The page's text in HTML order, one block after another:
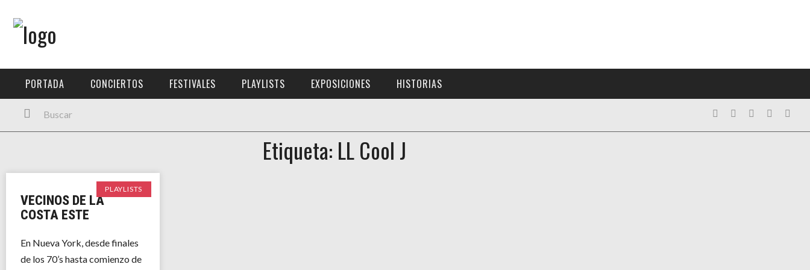
PORTADA
FESTIVALES
HISTORIAS
PORTADA CONCIERTOS FESTIVALES PLAYLISTS EXPOSICIONES HISTORIAS
Etiqueta: LL Cool J
PLAYLISTS
VECINOS DE LA
COSTA ESTE
En Nueva York, desde finales
de los 70’s hasta comienzo de